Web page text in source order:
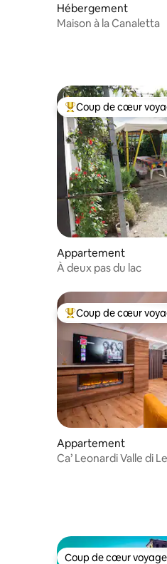
Hébergement
Maison à la Canaletta
Coups de cœur
Coup de cœur
Appartement
À deux pas du lac
Coups de cœur
Coup de cœur
Appartement
Ca’ Leonardi Valle di
Coup de cœur